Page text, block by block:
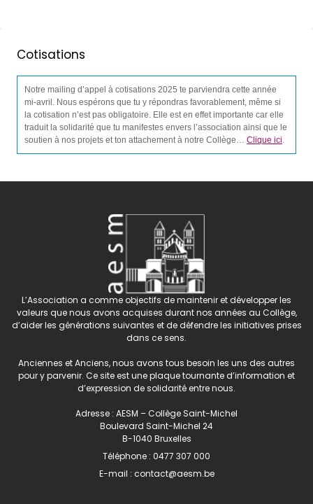
Cotisations
Notre mailing d’appel à cotisations 2025 te parviendra cette année
mi-avril. Nous espérons que tu y répondras favorablement, même si
la cotisation n’est pas obligatoire. Elle est en effet importante car elle
traduit la solidarité que tu manifestes envers l’association ainsi que le
soutien à nos projets et ton attachement à notre Collège… Clique ici.
L’Association a comme objectifs de maintenir et développer les
valeurs que nous avons acquises durant nos années au Collège,
d’aider les générations suivantes et de défendre les initiatives prises
dans ce sens.
Anciennes et Anciens, nous avons tous besoin les uns des autres
pour y parvenir. Ce site est une plaque tournante d’information et
d’expression de solidarité entre nous.
Adresse : AESM – Collège Saint-Michel
Boulevard Saint-Michel 24
B-1040 Bruxelles
Téléphone : 0477 307 000
E-mail : contact@aesm.be